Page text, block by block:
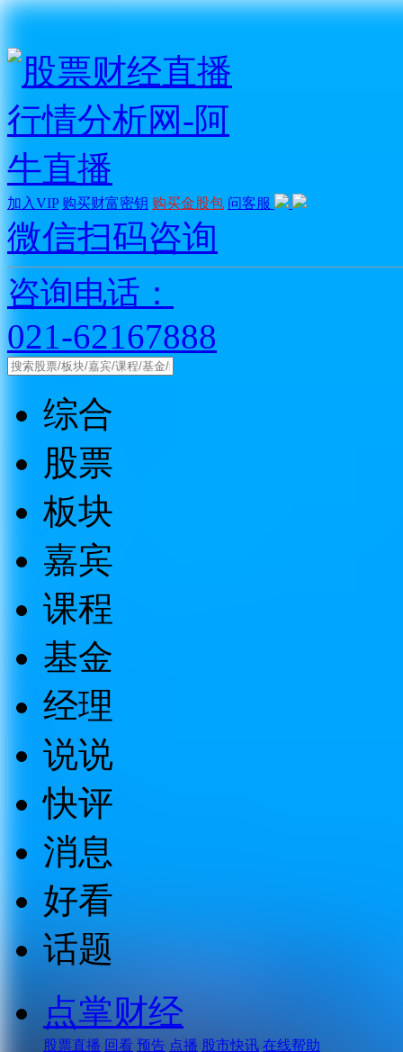
加入VIP 购买财富密钥 购买金股包 问客服
微信扫码咨询
咨询电话：
021-62167888
综合
股票
板块
嘉宾
课程
基金
经理
说说
快评
消息
好看
话题
点掌财经
股票直播 回看 预告 点播 股市快讯 在线帮助